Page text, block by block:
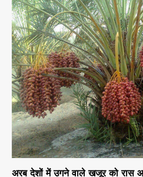
अरब देशों में उगने वाले खजूर को रास